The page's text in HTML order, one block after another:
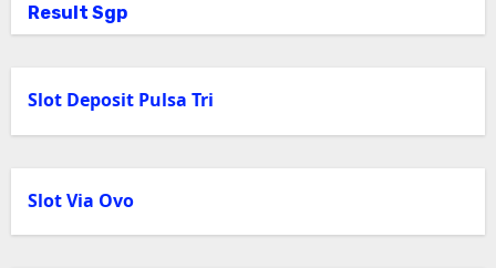
Result Sgp
Slot Deposit Pulsa Tri
Slot Via Ovo